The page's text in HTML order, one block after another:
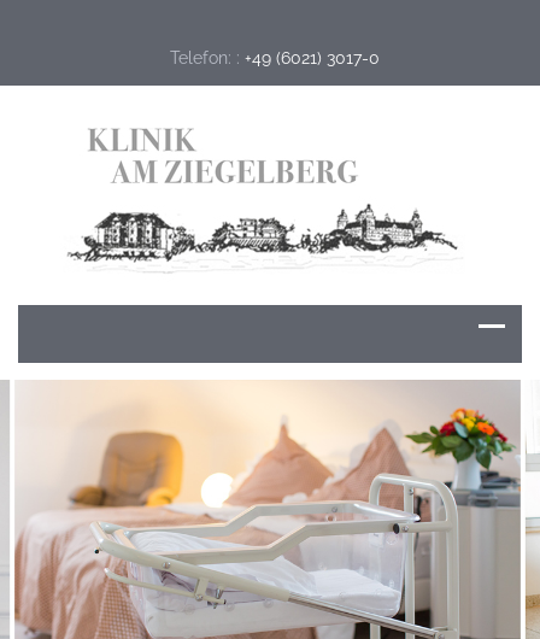
Telefon: : +49 (6021) 3017-0